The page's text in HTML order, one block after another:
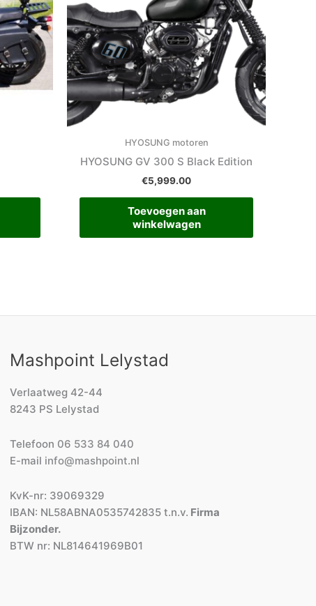
HYOSUNG motoren
HYOSUNG GV 300 S Black Edition
€5,999.00
Toevoegen aan
winkelwagen
Mashpoint Lelystad
Verlaatweg 42-44
8243 PS Lelystad
Telefoon 06 533 84 040
E-mail info@mashpoint.nl
KvK-nr: 39069329
IBAN: NL58ABNA0535742835 t.n.v. Firma
Bijzonder.
BTW nr: NL814641969B01